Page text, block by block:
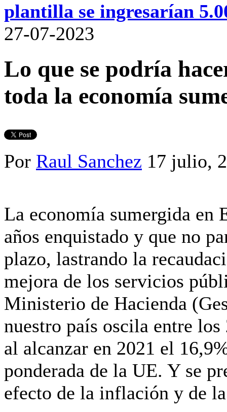
plantilla se ingresarían
27-07-2023
Lo que se podría
toda la economía
Por Raul Sanchez 17 julio,
La economía sumergida en
años enquistado y que no
plazo, lastrando la
mejora de los servicios
Ministerio de Hacienda
nuestro país oscila entre
al alcanzar en 2021 el
ponderada de la UE. Y se
efecto de la inflación y de